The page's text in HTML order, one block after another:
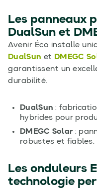
Les panneaux
DualSun et
Avenir Éco installe
DualSun et DMEGC
garantissent un
durabilité.
DualSun :
hybrides pour
DMEGC Solar :
robustes et fiables.
Les onduleurs
technologie